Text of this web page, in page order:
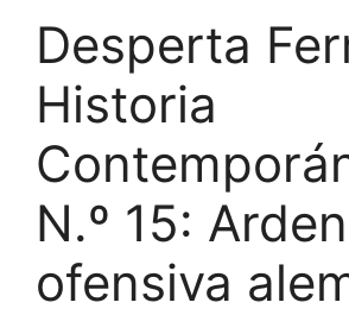
Desperta
Historia
N.º 15:
ofensiva